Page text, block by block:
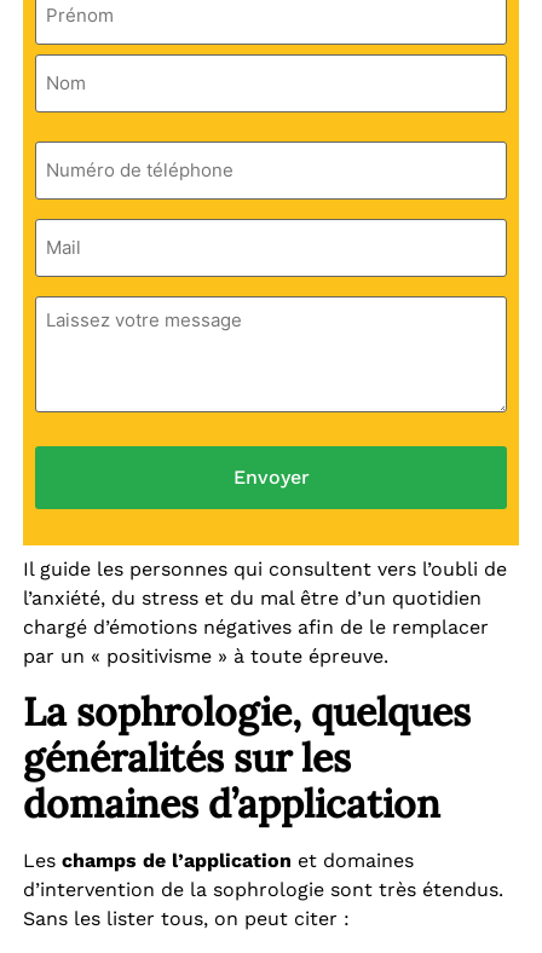
Il guide les personnes qui consultent vers l’oubli de
l’anxiété, du stress et du mal être d’un quotidien
chargé d’émotions négatives afin de le remplacer
par un « positivisme » à toute épreuve.
La sophrologie, quelques
généralités sur les
domaines d’application
Les champs de l’application et domaines
d’intervention de la sophrologie sont très étendus.
Sans les lister tous, on peut citer :